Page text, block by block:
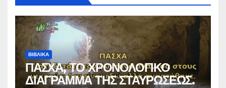
ΒΙΒΛΙΚΑ
ΠΑΣΧΑ, ΤΟ ΧΡΟΝΟΛΟΓΙΚΟ
ΔΙΑΓΡΑΜΜΑ ΤΗΣ ΣΤΑΥΡΩΣΕΩΣ.